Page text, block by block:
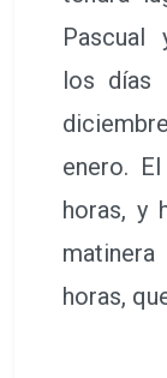
Pascual
los días
enero.
horas, y
horas,